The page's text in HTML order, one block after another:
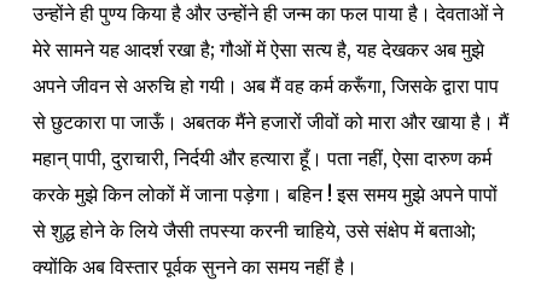
उन्होंने ही पुण्य किया है और उन्होंने ही जन्म का फल पाया है। देवताओं ने
मेरे सामने यह आदर्श रखा है; गौओं में ऐसा सत्य है, यह देखकर अब मुझे
अपने जीवन से अरुचि हो गयी। अब मैं वह कर्म करूँगा, जिसके द्वारा पाप
से छुटकारा पा जाऊँ। अबतक मैंने हजारों जीवों को मारा और खाया है। मैं
महान् पापी, दुराचारी, निर्दयी और हत्यारा हूँ। पता नहीं, ऐसा दारुण कर्म
करके मुझे किन लोकों में जाना पड़ेगा। बहिन ! इस समय मुझे अपने पापों
से शुद्ध होने के लिये जैसी तपस्या करनी चाहिये, उसे संक्षेप में बताओ;
क्योंकि अब विस्तार पूर्वक सुनने का समय नहीं है।